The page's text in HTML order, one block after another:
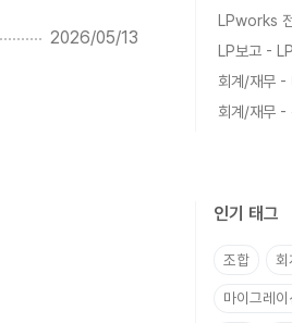
2026/05/13
LPworks
회계/재무
회계/재무
인기 태그
조합 회
마이그레이